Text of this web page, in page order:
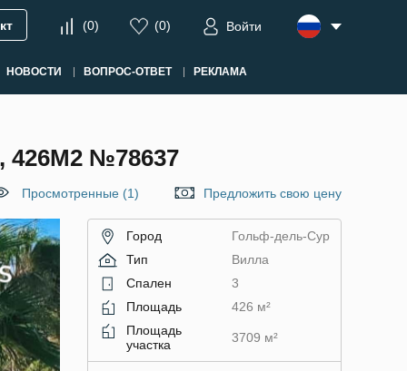
(0) (0) Войти
НОВОСТИ ВОПРОС-ОТВЕТ РЕКЛАМА
№78637
Просмотренные (1) Предложить свою цену
Город
Гольф-дель-Сур
Тип
Вилла
Спален
3
Площадь
426 м²
Площадь
участка
3709 м²